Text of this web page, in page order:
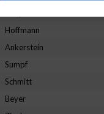
Hoffmann
Ankerstein
Sumpf
Schmitt
Beyer
Werbung
Werbung